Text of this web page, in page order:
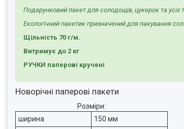
Подарунковий пакет для солодощів, цукерок та
Екологічний пакетик призначений для пакування
Щільність 70 г/м.
Витримує до 2 кг
РУЧКИ паперові кручені
Новорічні паперові пакети
Розміри:
ширина
150 мм